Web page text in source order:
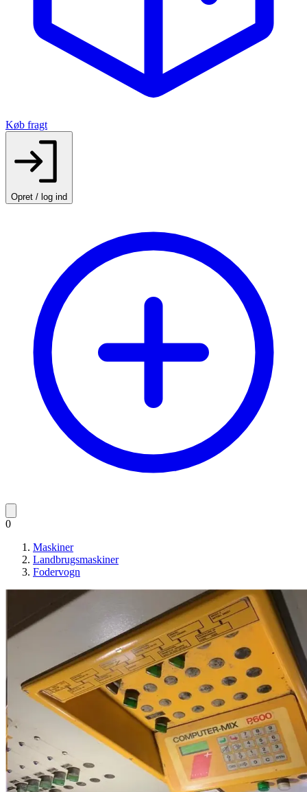
Køb fragt
Opret / log ind
0
Maskiner
Landbrugsmaskiner
Fodervogn